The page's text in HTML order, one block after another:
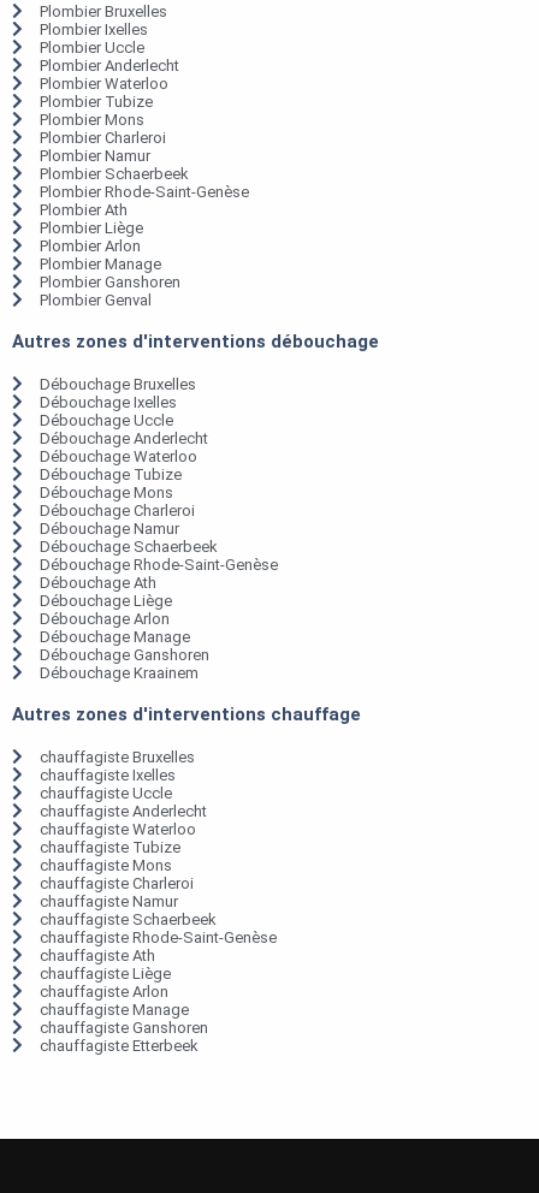
Plombier Bruxelles
Plombier Ixelles
Plombier Uccle
Plombier Anderlecht
Plombier Waterloo
Plombier Tubize
Plombier Mons
Plombier Charleroi
Plombier Namur
Plombier Schaerbeek
Plombier Rhode-Saint-Genèse
Plombier Ath
Plombier Liège
Plombier Arlon
Plombier Manage
Plombier Ganshoren
Plombier Genval
Autres zones d'interventions débouchage
Débouchage Bruxelles
Débouchage Ixelles
Débouchage Uccle
Débouchage Anderlecht
Débouchage Waterloo
Débouchage Tubize
Débouchage Mons
Débouchage Charleroi
Débouchage Namur
Débouchage Schaerbeek
Débouchage Rhode-Saint-Genèse
Débouchage Ath
Débouchage Liège
Débouchage Arlon
Débouchage Manage
Débouchage Ganshoren
Débouchage Kraainem
Autres zones d'interventions chauffage
chauffagiste Bruxelles
chauffagiste Ixelles
chauffagiste Uccle
chauffagiste Anderlecht
chauffagiste Waterloo
chauffagiste Tubize
chauffagiste Mons
chauffagiste Charleroi
chauffagiste Namur
chauffagiste Schaerbeek
chauffagiste Rhode-Saint-Genèse
chauffagiste Ath
chauffagiste Liège
chauffagiste Arlon
chauffagiste Manage
chauffagiste Ganshoren
chauffagiste Etterbeek